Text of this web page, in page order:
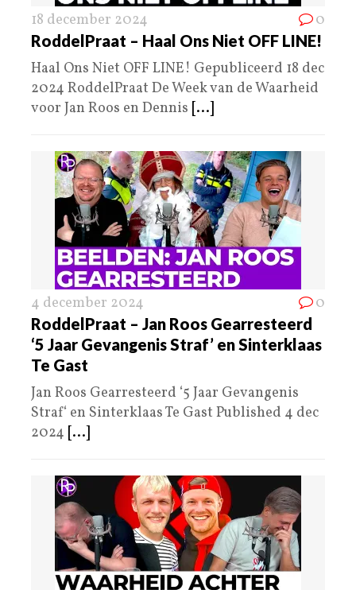
18 december 2024 0
RoddelPraat – Haal Ons Niet OFF LINE!
Haal Ons Niet OFF LINE! Gepubliceerd 18 dec
2024 RoddelPraat De Week van de Waarheid
voor Jan Roos en Dennis [...]
4 december 2024 0
RoddelPraat – Jan Roos Gearresteerd
‘5 Jaar Gevangenis Straf’ en Sinterklaas
Te Gast
Jan Roos Gearresteerd ‘5 Jaar Gevangenis
Straf‘ en Sinterklaas Te Gast Published 4 dec
2024 [...]